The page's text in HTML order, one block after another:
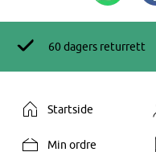
60 dagers returrett
Startside
Min ordre